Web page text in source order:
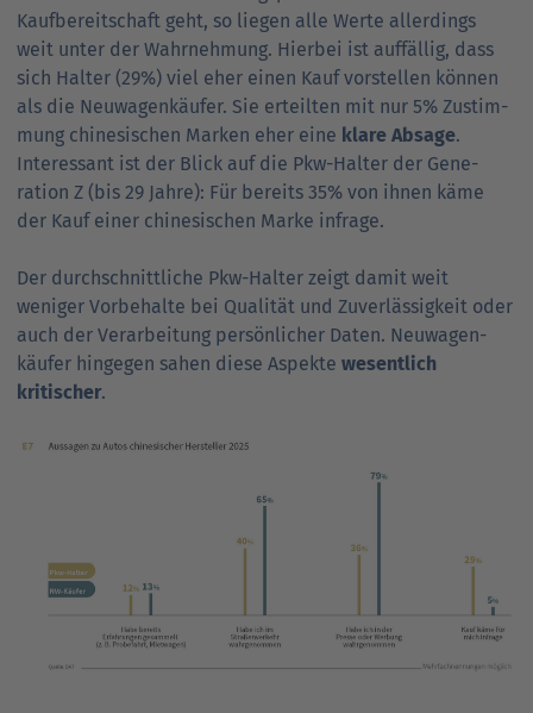
Kauf­bereitschaft geht, so liegen alle Werte allerdings
weit unter der Wahr­nehmung. Hierbei ist auffällig, dass
sich Halter (29%) viel eher einen Kauf vorstellen können
als die Neuwagenkäufer. Sie erteilten mit nur 5% Zustim­
mung chinesischen Mar­ken eher eine klare Absage.
Interessant ist der Blick auf die Pkw-Halter der Gene­
ration Z (bis 29 Jahre): Für bereits 35% von ihnen käme
der Kauf einer chinesischen Marke infrage.
Der durch­schnittliche Pkw-Halter zeigt damit weit
weniger Vorbe­halte bei Quali­tät und Zuver­lässig­keit oder
auch der Verar­beitung persön­licher Daten. Neu­wagen­
käufer hin­gegen sahen diese Aspekte wesent­lich
kritischer.